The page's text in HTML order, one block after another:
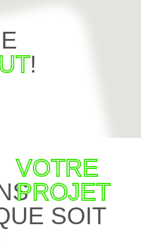
!
VOTRE
PROJET
SOIT